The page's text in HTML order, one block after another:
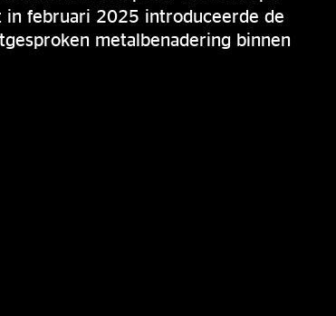
in februari 2025 introduceerde de
metalbenadering binnen